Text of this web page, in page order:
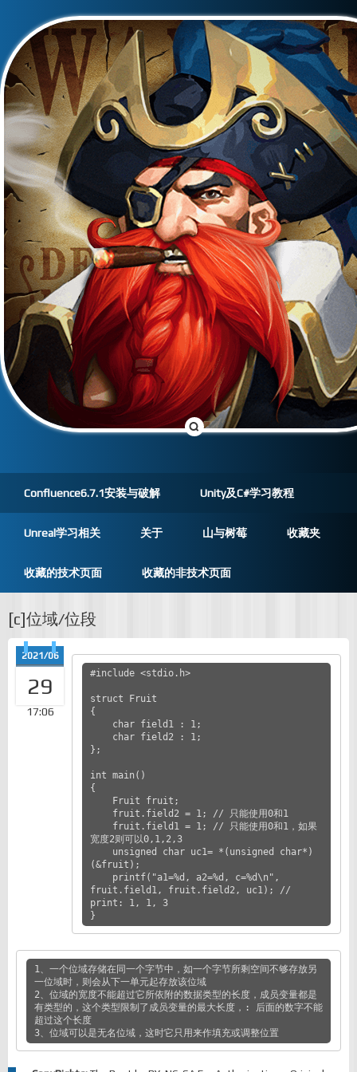
Confluence6.7.1安装与破解 Unity及C#学习教程
Unreal学习相关 关于 山与树莓 收藏夹
收藏的技术页面 收藏的非技术页面
[c]位域/位段
2021/06
29
17:06
#include <stdio.h>
struct Fruit
{
};
int main()
{
宽度2则可以0,1,2,3
(&fruit);
fruit.field1, fruit.field2, uc1); //
print: 1, 1, 3
1、一个位域存储在同一个字节中，如一个字节所剩空间不够存放另
一位域时，则会从下一单元起存放该位域
2、位域的宽度不能超过它所依附的数据类型的长度，成员变量都是
有类型的，这个类型限制了成员变量的最大长度，: 后面的数字不能
超过这个长度
3、位域可以是无名位域，这时它只用来作填充或调整位置